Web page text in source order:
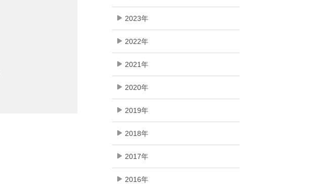
2023年
2022年
2021年
2020年
2019年
2018年
2017年
2016年